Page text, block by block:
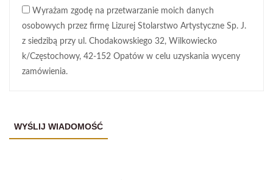
Wyrażam zgodę na przetwarzanie moich danych
osobowych przez firmę Lizurej Stolarstwo Artystyczne Sp. J.
z siedzibą przy ul. Chodakowskiego 32, Wilkowiecko
k/Częstochowy, 42-152 Opatów w celu uzyskania wyceny
zamówienia.